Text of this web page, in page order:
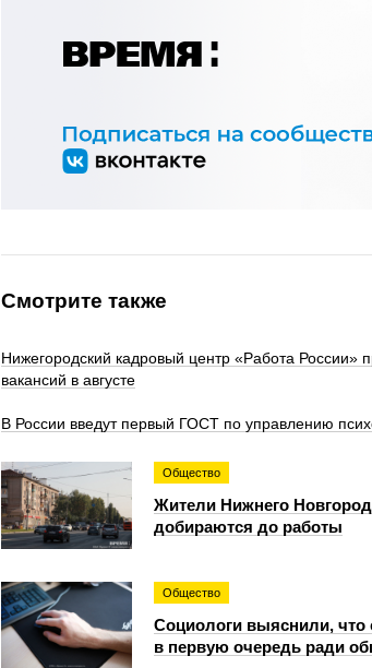
Смотрите также
Нижегородский кадровый центр «Работа России»
вакансий в августе
В России введут первый ГОСТ по управлению
Общество
Жители Нижнего
добираются до работы
Общество
Социологи выяснили, что
в первую очередь ради